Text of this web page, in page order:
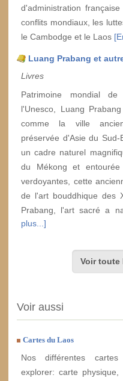
d'administration
conflits mondiaux, les
le Cambodge et le Laos
Luang Prabang et
Livres
Patrimoine mondial de
l'Unesco, Luang
comme la ville
préservée d'Asie du Sud-
un cadre naturel
du Mékong et entourée
verdoyantes, cette
de l'art bouddhique des
Prabang, l'art sacré a
plus...]
Voir toute
Voir aussi
Cartes du Laos
Nos différentes
explorer: carte physique,